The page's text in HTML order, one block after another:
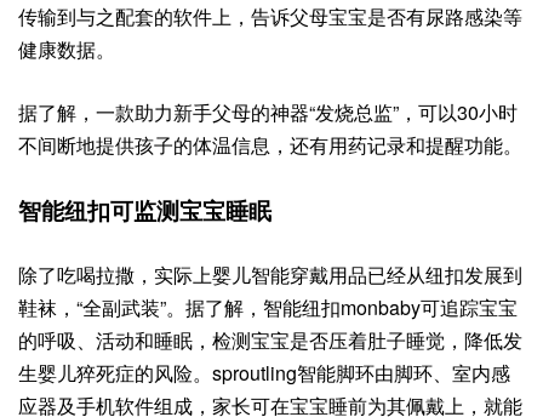
传输到与之配套的软件上，告诉父母宝宝是否有尿路感染等
健康数据。
据了解，一款助力新手父母的神器“发烧总监”，可以30小时
不间断地提供孩子的体温信息，还有用药记录和提醒功能。
智能纽扣可监测宝宝睡眠
除了吃喝拉撒，实际上婴儿智能穿戴用品已经从纽扣发展到
鞋袜，“全副武装”。据了解，智能纽扣monbaby可追踪宝宝
的呼吸、活动和睡眠，检测宝宝是否压着肚子睡觉，降低发
生婴儿猝死症的风险。sproutling智能脚环由脚环、室内感
应器及手机软件组成，家长可在宝宝睡前为其佩戴上，就能